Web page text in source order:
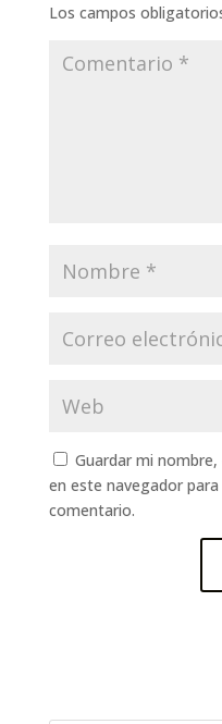
Los campos
Guardar mi
en este navegador
comentario.